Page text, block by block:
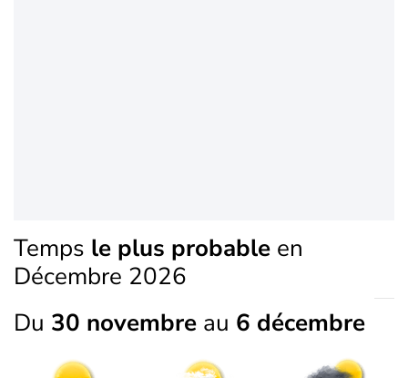
Temps le plus probable en
Décembre 2026
Du 30 novembre au 6 décembre